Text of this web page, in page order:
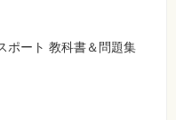
ポート 教科書＆問題集